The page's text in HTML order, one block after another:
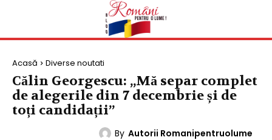
Acasă Diverse noutati
Călin Georgescu: „Mă separ complet
de alegerile din 7 decembrie și de
toți candidații”
By Autorii Romanipentruolume